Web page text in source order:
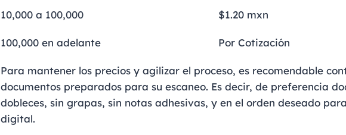
10,000 a 100,000
100,000 en adelante
$1.20 mxn
Por Cotización
Para mantener los precios y agilizar el proceso, es recomendable
documentos preparados para su escaneo. Es decir, de preferencia
dobleces, sin grapas, sin notas adhesivas, y en el orden deseado
digital.